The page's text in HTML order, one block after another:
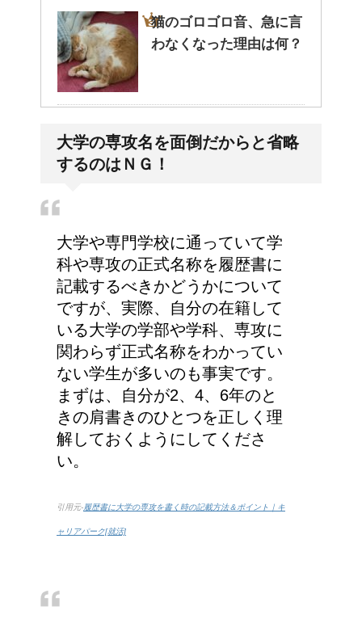
猫のゴロゴロ音、急に言
わなくなった理由は何？
『優』の位置づけは？
大学の専攻名を面倒だからと省略
するのはＮＧ！
大学や専門学校に通っていて学
科や専攻の正式名称を履歴書に
記載するべきかどうかについて
ですが、実際、自分の在籍して
いる大学の学部や学科、専攻に
関わらず正式名称をわかってい
ない学生が多いのも事実です。
まずは、自分が2、4、6年のと
きの肩書きのひとつを正しく理
解しておくようにしてくださ
い。
引用元-履歴書に大学の専攻を書く時の記載方法＆ポイント｜キ
ャリアパーク[就活]